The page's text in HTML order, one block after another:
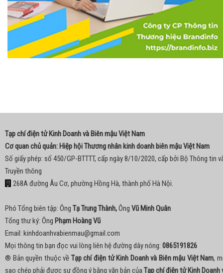
Tạp chí điện tử Kinh Doanh và Biên mậu Việt Nam
Cơ quan chủ quản: Hiệp hội Thương nhân kinh doanh biên mậu Việt Nam
Số giấy phép: số 450/GP-BTTTT, cấp ngày 8/10/2020, cấp bởi Bộ Thông tin
Truyền thông
268A đường Âu Cơ, phường Hồng Hà, thành phố Hà Nội.
Phó Tổng biên tập: Ông Tạ Trung Thành,Ông Vũ Minh Quân
Tổng thư ký: Ông Phạm Hoàng Vũ
Email: kinhdoanhvabienmau@gmail.com
Mọi thông tin bạn đọc vui lòng liên hệ đường dây nóng: 0865191826
® Bản quyền thuộc về Tạp chí điện tử Kinh Doanh và Biên mậu Việt Nam,
sao chép phải được sự đồng ý bằng văn bản củaTạp chí điện tử Kinh Doanh